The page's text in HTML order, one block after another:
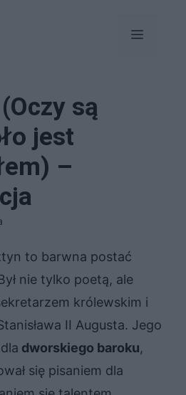
Menu
są
jest
–
to barwna postać
nie tylko poetą, ale
królewskim i
II Augusta. Jego
dworskiego baroku,
się pisaniem dla